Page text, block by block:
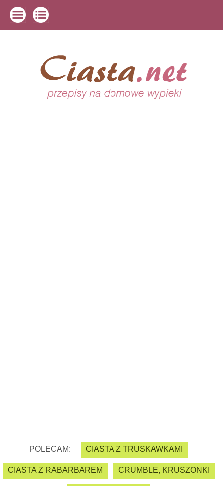
POLECAM: CIASTA Z TRUSKAWKAMI
CIASTA Z RABARBAREM CRUMBLE, KRUSZONKI